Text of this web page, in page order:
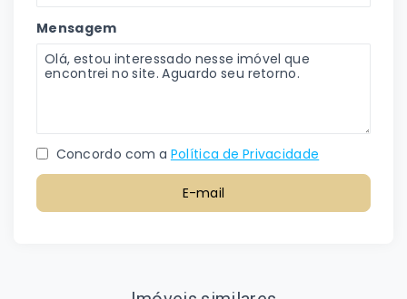
Mensagem
Concordo com a Política de Privacidade
E-mail